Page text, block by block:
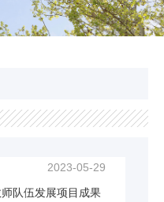
2023-05-29
队伍发展项目成果